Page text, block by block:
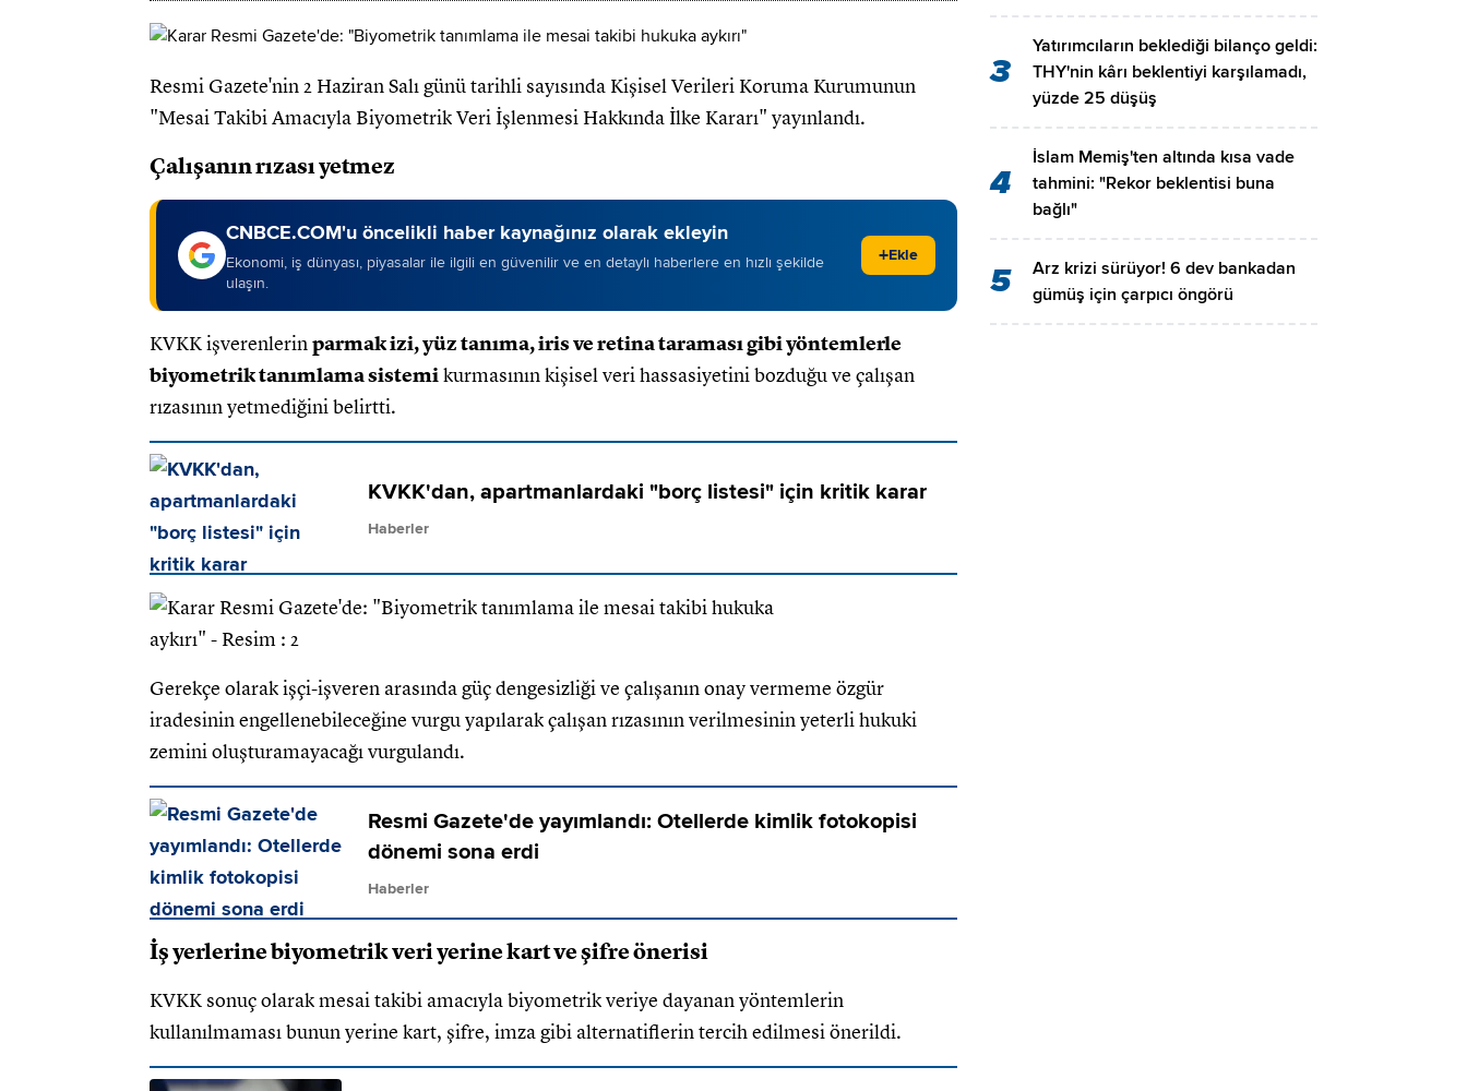
Resmi Gazete'nin 2 Haziran Salı günü tarihli sayısında Kişisel Verileri Koruma Kurumunun
"Mesai Takibi Amacıyla Biyometrik Veri İşlenmesi Hakkında İlke Kararı" yayınlandı.
Çalışanın rızası yetmez
CNBCE.COM'u öncelikli haber kaynağınız olarak ekleyin
Ekonomi, iş dünyası, piyasalar ile ilgili en güvenilir ve en detaylı haberlere en hızlı şekilde
ulaşın.
+Ekle
KVKK işverenlerinparmak izi, yüz tanıma, iris ve retina taraması gibi yöntemlerle
biyometrik tanımlama sistemikurmasının kişisel veri hassasiyetini bozduğu ve çalışan
rızasının yetmediğini belirtti.
KVKK'dan, apartmanlardaki "borç listesi" için kritik karar
Haberler
Gerekçe olarak işçi-işveren arasında güç dengesizliği ve çalışanın onay vermeme özgür
iradesinin engellenebileceğine vurgu yapılarak çalışan rızasının verilmesinin yeterli hukuki
zemini oluşturamayacağı vurgulandı.
Resmi Gazete'de yayımlandı: Otellerde kimlik fotokopisi
dönemi sona erdi
Haberler
İş yerlerine biyometrik veri yerine kart ve şifre önerisi
KVKK sonuç olarak mesai takibi amacıyla biyometrik veriye dayanan yöntemlerin
kullanılmaması bunun yerine kart, şifre, imza gibi alternatiflerin tercih edilmesi önerildi.
3
Yatırımcıların beklediği bilanço geldi:
THY'nin kârı beklentiyi karşılamadı,
yüzde 25 düşüş
4
İslam Memiş'ten altında kısa vade
tahmini: "Rekor beklentisi buna
bağlı"
5
Arz krizi sürüyor! 6 dev bankadan
gümüş için çarpıcı öngörü